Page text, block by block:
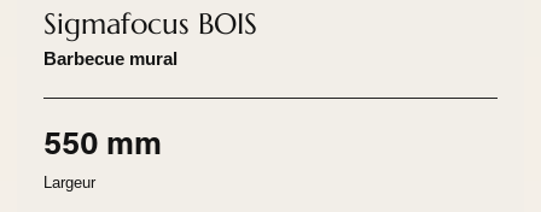
Sigmafocus BOIS
Barbecue mural
550 mm
Largeur